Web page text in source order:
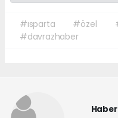
#ısparta #özel
#davrazhaber